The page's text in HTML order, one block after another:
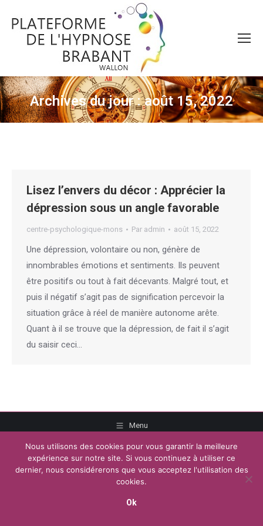
Archives du jour :août 15, 2022
Vous êtes ici :
Lisez l’envers du décor : Apprécier la
dépression sous un angle favorable
centre-psychologique-mons Par admin août 15, 2022
Une dépression, volontaire ou non, génère de
innombrables émotions et sentiments. Ils peuvent
être positifs ou tout à fait décevants. Malgré tout, et
puis il négatif s’agit pas de signification percevoir la
situation grâce à réel de manière autonome arête.
Quant à il se trouve que la dépression, de fait il s’agit
du saisir ceci…
Menu
réservés.
Powered by
Privium – Des services qui soutiennent vos soins. Pour
psychologues, psychotherapeutes et hypnotherapeutes.
Nous utilisons des cookies pour vous garantir la meilleure
expérience sur notre site. Si vous continuez à utiliser ce
dernier, nous considérerons que vous acceptez l'utilisation des
cookies.
Ok